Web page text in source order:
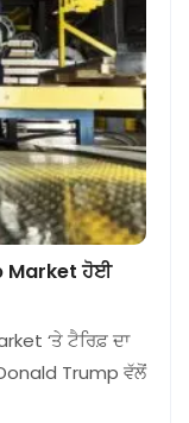
Market ਹੋਈ
‘ਤੇ ਟੈਰਿਫ਼ ਦਾ
Trump ਵੱਲੋਂ